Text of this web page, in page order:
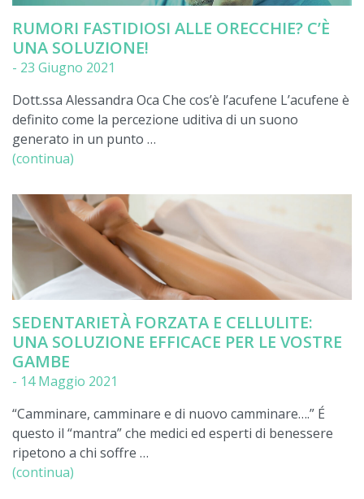
RUMORI FASTIDIOSI ALLE ORECCHIE? C’È
UNA SOLUZIONE!
- 23 Giugno 2021
Dott.ssa Alessandra Oca Che cos’è l’acufene L’acufene è
definito come la percezione uditiva di un suono
generato in un punto …
(continua)
SEDENTARIETÀ FORZATA E CELLULITE:
UNA SOLUZIONE EFFICACE PER LE VOSTRE
GAMBE
- 14 Maggio 2021
“Camminare, camminare e di nuovo camminare….” É
questo il “mantra” che medici ed esperti di benessere
ripetono a chi soffre …
(continua)